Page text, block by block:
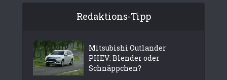
Redaktions-Tipp
Mitsubishi Outlander
PHEV: Blender oder
Schnäppchen?